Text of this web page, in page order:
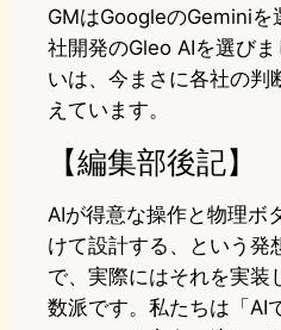
GMはGoogleのGeminiを
社開発のGleo AIを選び
いは、今まさに各社の判
えています。
【編集部後記】
AIが得意な操作と物理ボ
けて設計する、という発
で、実際にはそれを実装
数派です。私たちは「AI